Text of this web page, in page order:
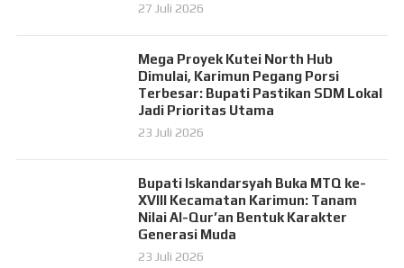
27 Juli 2026
Mega Proyek Kutei North Hub
Dimulai, Karimun Pegang Porsi
Terbesar: Bupati Pastikan SDM Lokal
Jadi Prioritas Utama
23 Juli 2026
Bupati Iskandarsyah Buka MTQ ke-
XVIII Kecamatan Karimun: Tanam
Nilai Al-Qur’an Bentuk Karakter
Generasi Muda
23 Juli 2026